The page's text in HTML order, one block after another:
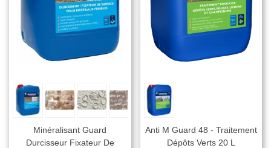
Minéralisant Guard
Durcisseur Fixateur De
Anti M Guard 48 - Traitement
Dépôts Verts 20 L